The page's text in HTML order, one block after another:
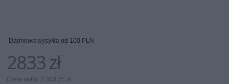
Darmowa wysyłka od 100 PLN
2833 zł
Cena netto: 2 303,25 zł